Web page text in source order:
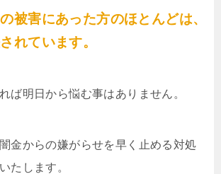
被害にあった方のほとんどは、
れています。
ば明日から悩む事はありません。
金からの嫌がらせを早く止める対処
たします。